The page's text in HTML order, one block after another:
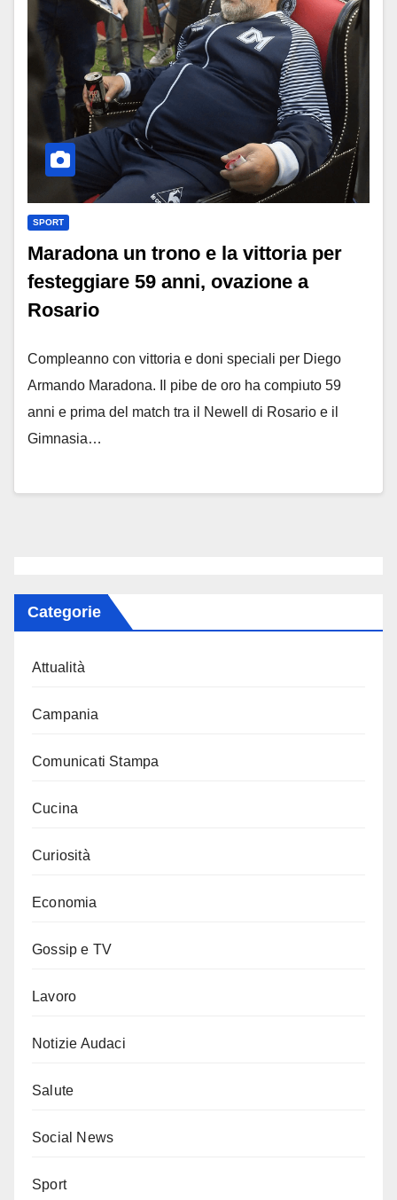
SPORT
Maradona un trono e la vittoria per
festeggiare 59 anni, ovazione a
Rosario
Compleanno con vittoria e doni speciali per Diego
Armando Maradona. Il pibe de oro ha compiuto 59
anni e prima del match tra il Newell di Rosario e il
Gimnasia…
Categorie
Attualità
Campania
Comunicati Stampa
Cucina
Curiosità
Economia
Gossip e TV
Lavoro
Notizie Audaci
Salute
Social News
Sport